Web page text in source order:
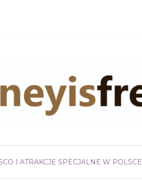
I ATRAKCJE SPECJALNE W POLSCE